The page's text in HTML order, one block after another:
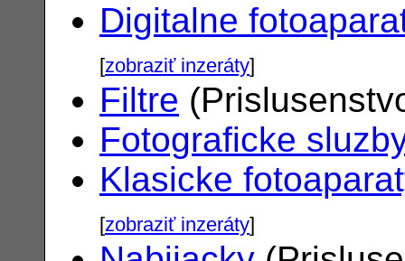
Digitalne
[zobraziť inzeráty]
Filtre
Fotograficke
Klasicke
[zobraziť inzeráty]